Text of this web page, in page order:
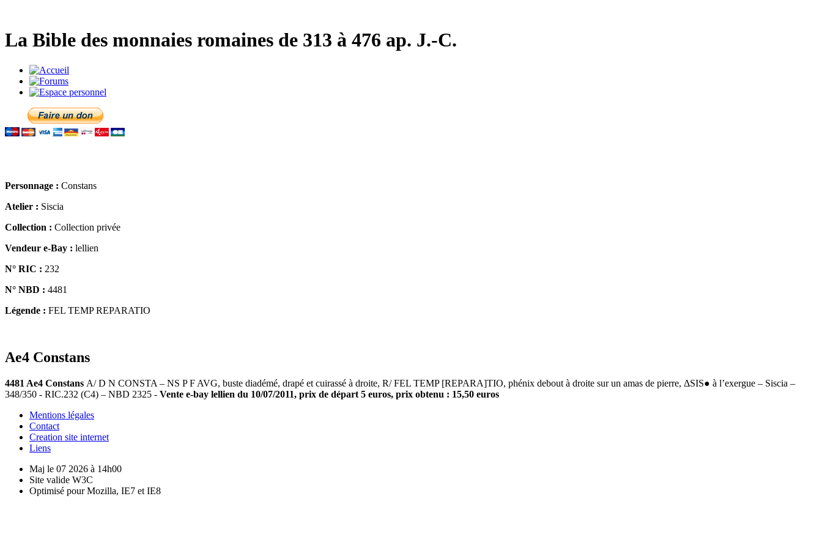
La Bible des monnaies romaines de 313 à 476 ap. J.-C.
Personnage : Constans
Atelier : Siscia
Collection : Collection privée
Vendeur e-Bay : lellien
N° RIC : 232
N° NBD : 4481
Légende : FEL TEMP REPARATIO
Ae4 Constans
4481 Ae4 Constans A/ D N CONSTA – NS P F AVG, buste diadémé, drapé et cuirassé à droite, R/ FEL TEMP [REPARA]TIO, phénix debout à droite sur un amas de pierre, ΔSIS● à l’exergue – Siscia –
348/350 - RIC.232 (C4) – NBD 2325 - Vente e-bay lellien du 10/07/2011, prix de départ 5 euros, prix obtenu : 15,50 euros
Mentions légales
Contact
Creation site internet
Liens
Maj le 07 2026 à 14h00
Site valide W3C
Optimisé pour Mozilla, IE7 et IE8